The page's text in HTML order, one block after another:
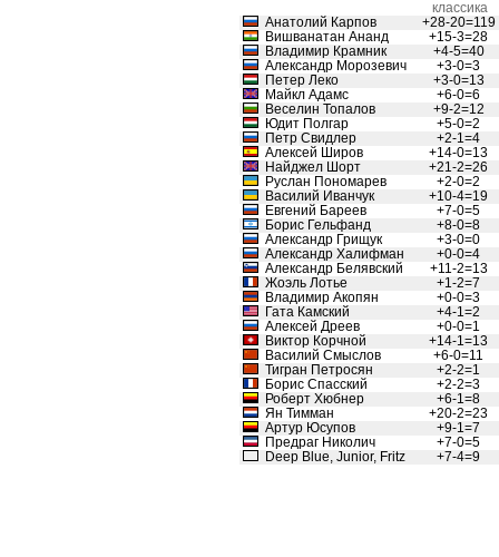
классика
Анатолий Карпов
+28-20=119
Вишванатан Ананд
+15-3=28
Владимир Крамник
+4-5=40
Александр Морозевич
+3-0=3
Петер Леко
+3-0=13
Майкл Адамс
+6-0=6
Веселин Топалов
+9-2=12
Юдит Полгар
+5-0=2
Петр Свидлер
+2-1=4
Алексей Широв
+14-0=13
Найджел Шорт
+21-2=26
Руслан Пономарев
+2-0=2
Василий Иванчук
+10-4=19
Евгений Бареев
+7-0=5
Борис Гельфанд
+8-0=8
Александр Грищук
+3-0=0
Александр Халифман
+0-0=4
Александр Белявский
+11-2=13
Жоэль Лотье
+1-2=7
Владимир Акопян
+0-0=3
Гата Камский
+4-1=2
Алексей Дреев
+0-0=1
Виктор Корчной
+14-1=13
Василий Смыслов
+6-0=11
Тигран Петросян
+2-2=1
Борис Спасский
+2-2=3
Роберт Хюбнер
+6-1=8
Ян Тимман
+20-2=23
Артур Юсупов
+9-1=7
Предраг Николич
+7-0=5
Deep Blue, Junior, Fritz
+7-4=9